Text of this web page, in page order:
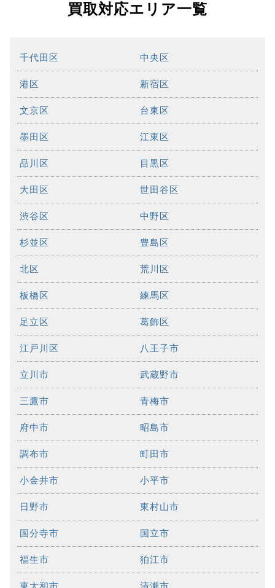
買取対応エリア一覧
千代田区 中央区
港区 新宿区
文京区 台東区
墨田区 江東区
品川区 目黒区
大田区 世田谷区
渋谷区 中野区
杉並区 豊島区
北区 荒川区
板橋区 練馬区
足立区 葛飾区
江戸川区 八王子市
立川市 武蔵野市
三鷹市 青梅市
府中市 昭島市
調布市 町田市
小金井市 小平市
日野市 東村山市
国分寺市 国立市
福生市 狛江市